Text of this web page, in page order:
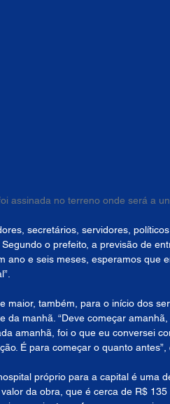
assinada no terreno onde será a
secretários, servidores,
o prefeito, a previsão de
ano e seis meses, esperamos que
maior, também, para o início dos
da manhã. “Deve começar
amanhã, foi o que eu conversei
É para começar o quanto antes”,
próprio para a capital é uma
da obra, que é cerca de R$ 135